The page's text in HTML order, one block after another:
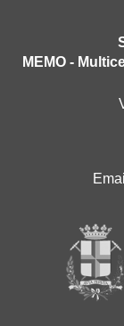
MEMO -